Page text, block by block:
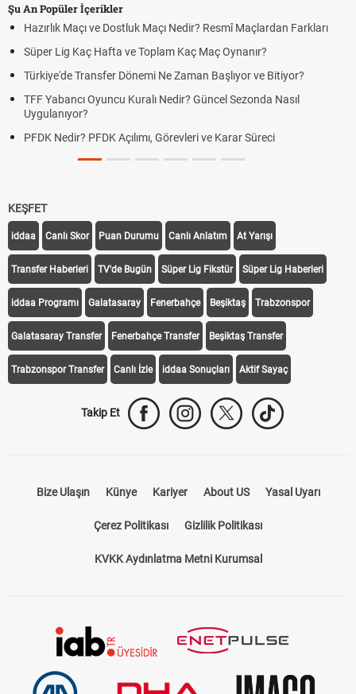
Şu An Popüler İçerikler
Hazırlık Maçı ve Dostluk Maçı Nedir? Resmî Maçlardan Farkları
Süper Lig Kaç Hafta ve Toplam Kaç Maç Oynanır?
Türkiye'de Transfer Dönemi Ne Zaman Başlıyor ve Bitiyor?
TFF Yabancı Oyuncu Kuralı Nedir? Güncel Sezonda Nasıl
Uygulanıyor?
PFDK Nedir? PFDK Açılımı, Görevleri ve Karar Süreci
KEŞFET
iddaa Canlı Skor Puan Durumu Canlı Anlatım At Yarışı
Transfer Haberleri TV'de Bugün Süper Lig Fikstür Süper Lig Haberleri
iddaa Programı Galatasaray Fenerbahçe Beşiktaş Trabzonspor
Galatasaray Transfer Fenerbahçe Transfer Beşiktaş Transfer
Trabzonspor Transfer Canlı İzle iddaa Sonuçları Aktif Sayaç
Takip Et
Bize Ulaşın Künye Kariyer About US Yasal Uyarı
Çerez Politikası Gizlilik Politikası
KVKK Aydınlatma Metni Kurumsal